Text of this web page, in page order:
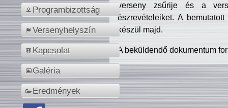
Programbizottság
Versenyhelyszín
Kapcsolat
Galéria
Eredmények
verseny zsűrije és a
észrevételeiket. A
készül majd.
A beküldendő dokumentum